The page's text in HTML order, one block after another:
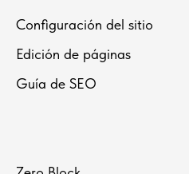
Configuración del sitio
Edición de páginas
Guía de SEO